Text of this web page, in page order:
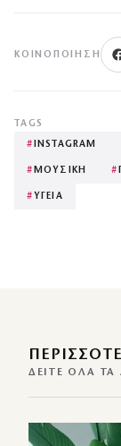
ΚΟΙΝΟΠΟΊΗΣΗ
TAGS
# INSTAGRAM
# ΜΟΥΣΙΚΗ #
# ΥΓΕΙΑ
ΔΕΊΤΕ ΌΛΑ